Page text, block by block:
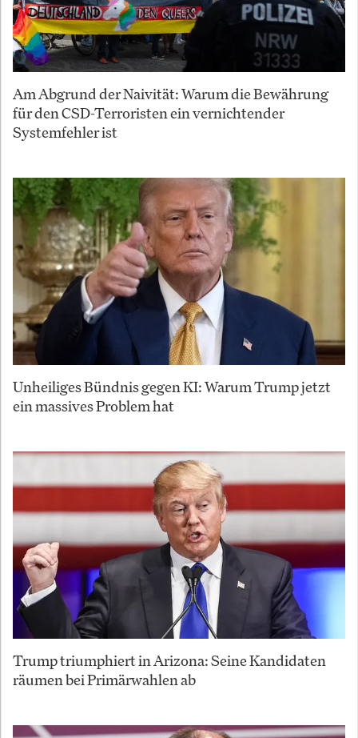
Am Abgrund der Naivität: Warum die Bewährung
für den CSD-Terroristen ein vernichtender
Systemfehler ist
Unheiliges Bündnis gegen KI: Warum Trump jetzt
ein massives Problem hat
Trump triumphiert in Arizona: Seine Kandidaten
räumen bei Primärwahlen ab